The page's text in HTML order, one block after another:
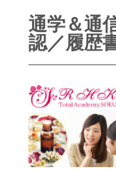
通学＆通
認／履歴